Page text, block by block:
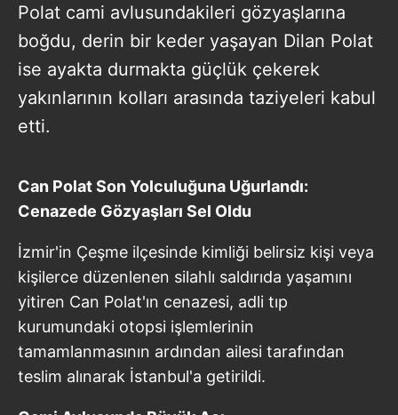
Polat cami avlusundakileri gözyaşlarına
boğdu, derin bir keder yaşayan Dilan Polat
ise ayakta durmakta güçlük çekerek
yakınlarının kolları arasında taziyeleri kabul
etti.
Can Polat Son Yolculuğuna Uğurlandı:
Cenazede Gözyaşları Sel Oldu
İzmir'in Çeşme ilçesinde kimliği belirsiz kişi veya
kişilerce düzenlenen silahlı saldırıda yaşamını
yitiren Can Polat'ın cenazesi, adli tıp
kurumundaki otopsi işlemlerinin
tamamlanmasının ardından ailesi tarafından
teslim alınarak İstanbul'a getirildi.